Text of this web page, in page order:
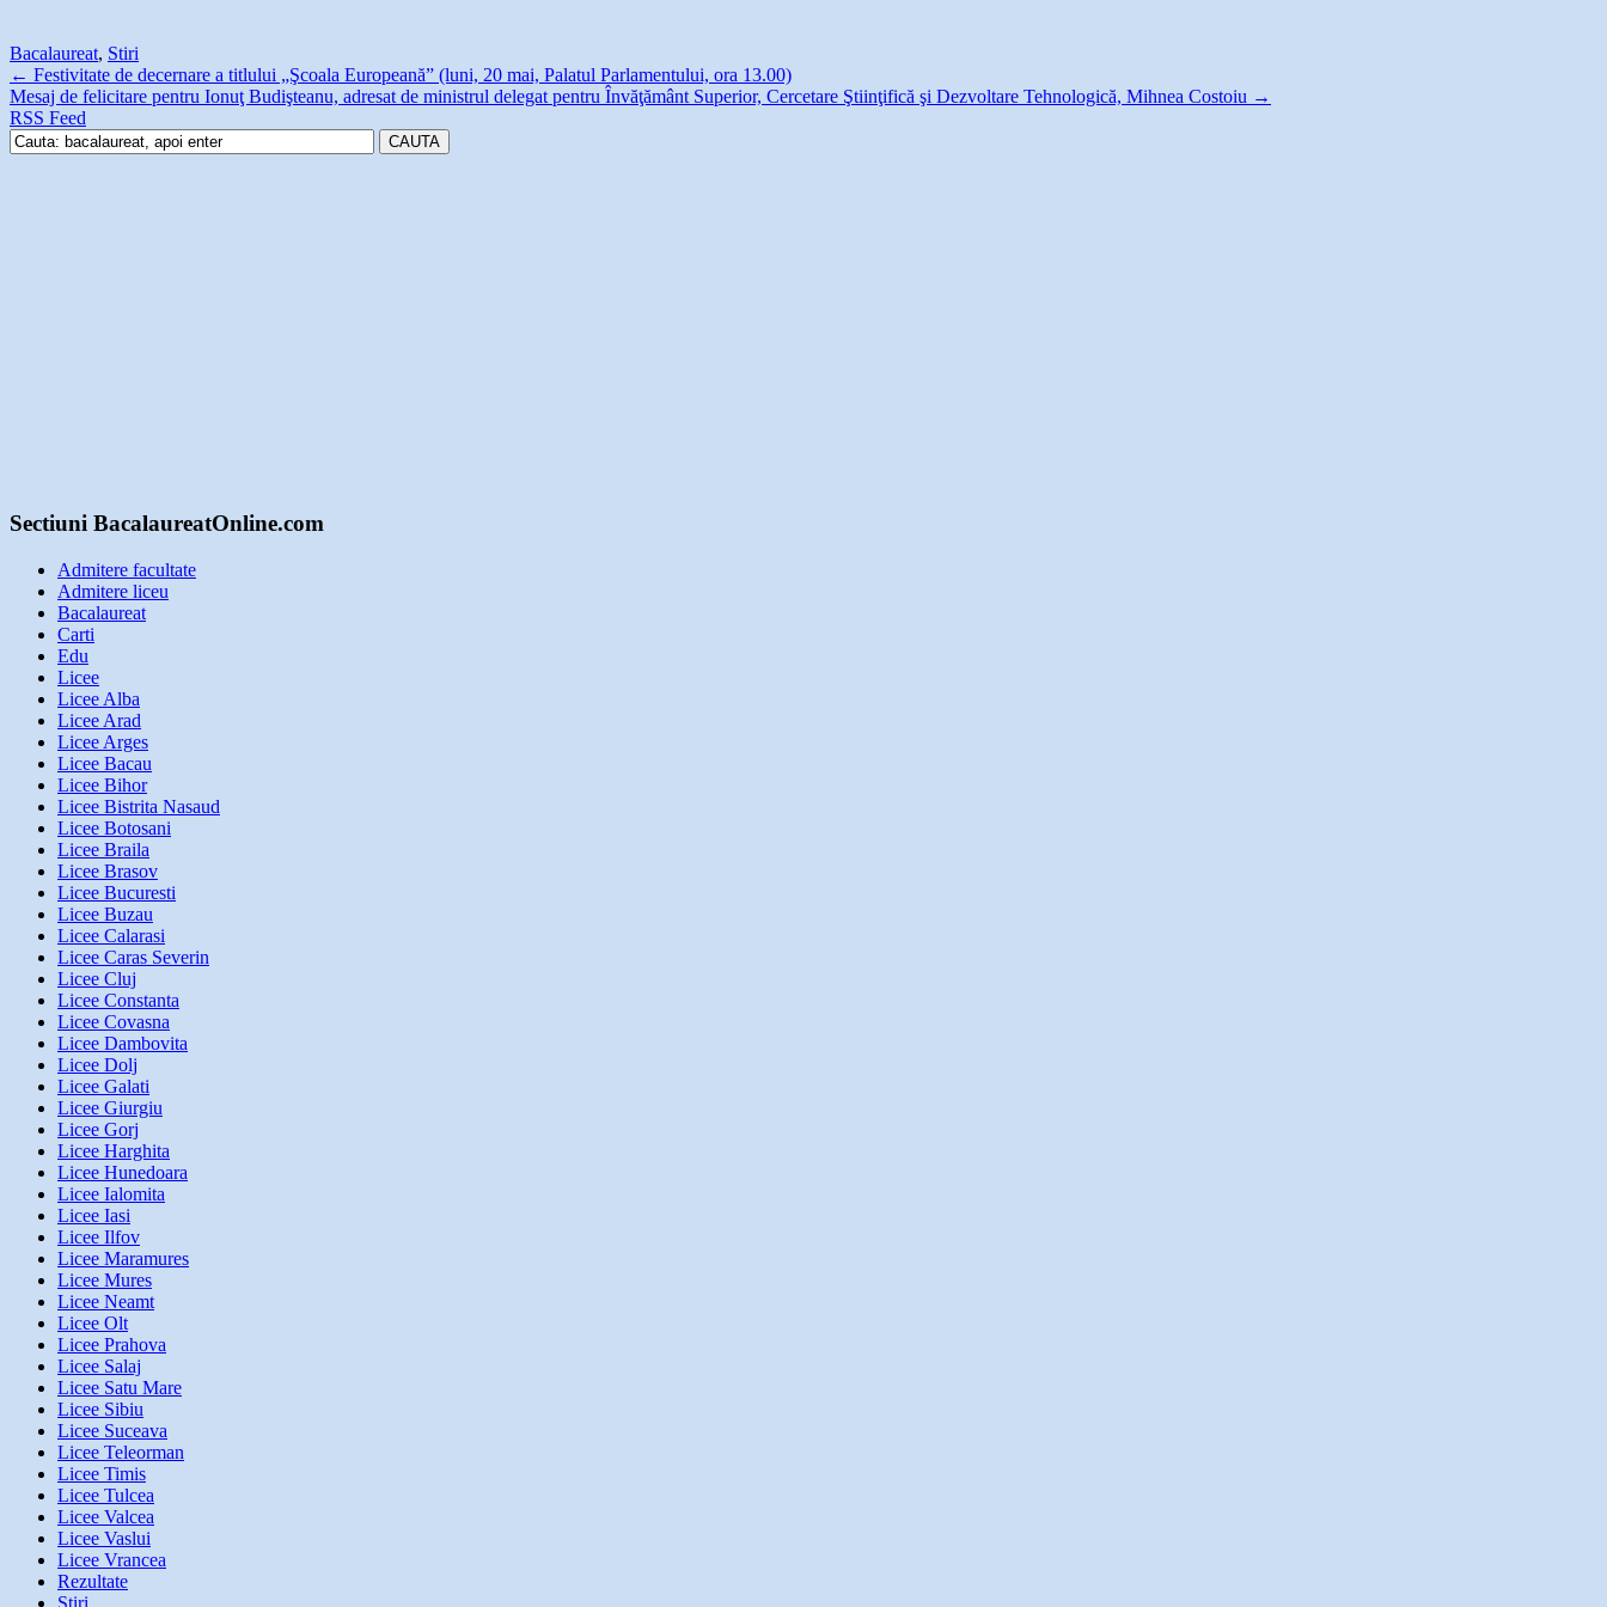
Bacalaureat, Stiri
← Festivitate de decernare a titlului „Şcoala Europeană” (luni, 20 mai, Palatul Parlamentului, ora 13.00)
Mesaj de felicitare pentru Ionuţ Budişteanu, adresat de ministrul delegat pentru Învăţământ Superior, Cercetare Ştiinţifică şi Dezvoltare Tehnologică, Mihnea Costoiu →
RSS Feed
Sectiuni BacalaureatOnline.com
Admitere facultate
Admitere liceu
Bacalaureat
Carti
Edu
Licee
Licee Alba
Licee Arad
Licee Arges
Licee Bacau
Licee Bihor
Licee Bistrita Nasaud
Licee Botosani
Licee Braila
Licee Brasov
Licee Bucuresti
Licee Buzau
Licee Calarasi
Licee Caras Severin
Licee Cluj
Licee Constanta
Licee Covasna
Licee Dambovita
Licee Dolj
Licee Galati
Licee Giurgiu
Licee Gorj
Licee Harghita
Licee Hunedoara
Licee Ialomita
Licee Iasi
Licee Ilfov
Licee Maramures
Licee Mures
Licee Neamt
Licee Olt
Licee Prahova
Licee Salaj
Licee Satu Mare
Licee Sibiu
Licee Suceava
Licee Teleorman
Licee Timis
Licee Tulcea
Licee Valcea
Licee Vaslui
Licee Vrancea
Rezultate
Stiri